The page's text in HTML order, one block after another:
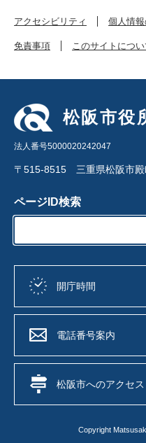
アクセシビリティ 個人情
免責事項 このサイトについ
松阪市役
法人番号5000020242047
〒515-8515 三重県松阪市殿
ページID検索
開庁時間
電話番号案内
松阪市へのアクセス
Copyright